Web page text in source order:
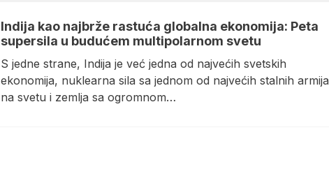
Indija kao najbrže rastuća globalna ekonomija: Peta
supersila u budućem multipolarnom svetu
S jedne strane, Indija je već jedna od najvećih svetskih
ekonomija, nuklearna sila sa jednom od najvećih stalnih armija
na svetu i zemlja sa ogromnom…